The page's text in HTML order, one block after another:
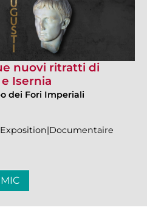
nuovi ritratti di
Isernia
dei Fori Imperiali